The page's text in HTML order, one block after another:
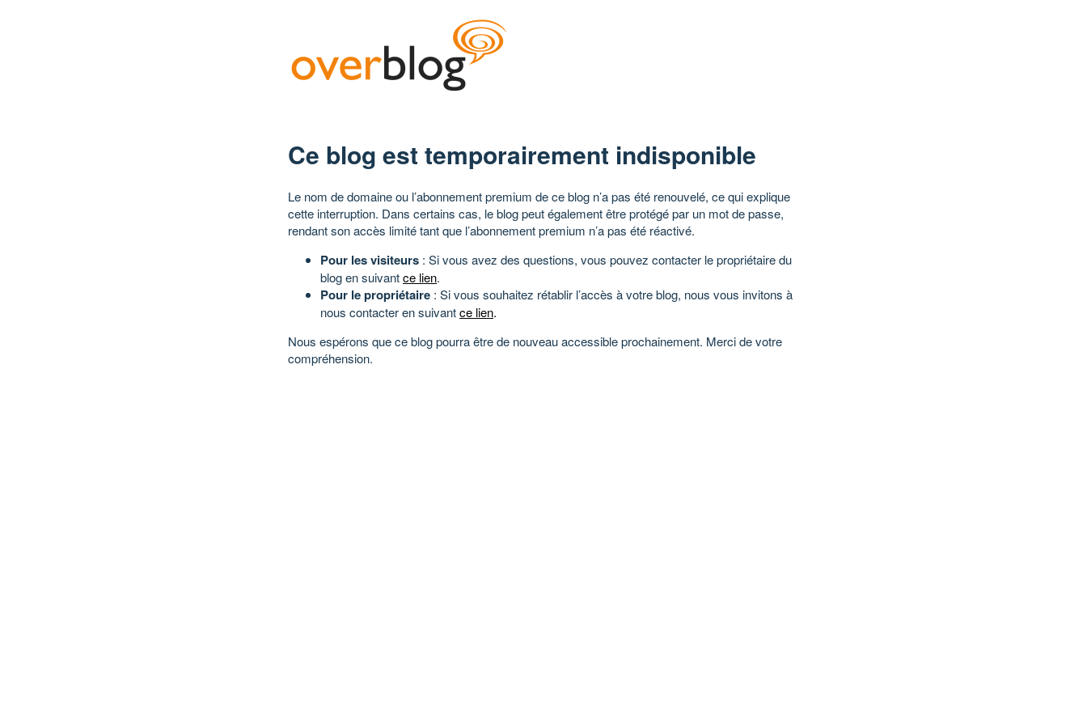
Ce blog est temporairement indisponible
Le nom de domaine ou l’abonnement premium de ce blog n’a pas été renouvelé, ce qui explique
cette interruption. Dans certains cas, le blog peut également être protégé par un mot de passe,
rendant son accès limité tant que l’abonnement premium n’a pas été réactivé.
Pour les visiteurs : Si vous avez des questions, vous pouvez contacter le propriétaire du
blog en suivantce lien.
Pour le propriétaire : Si vous souhaitez rétablir l’accès à votre blog, nous vous invitons à
nous contacter en suivantce lien.
Nous espérons que ce blog pourra être de nouveau accessible prochainement. Merci de votre
compréhension.